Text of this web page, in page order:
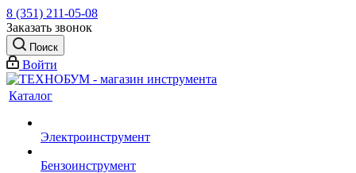
8 (351) 211-05-08
Заказать звонок
Поиск
Войти
Каталог
Электроинструмент
Бензоинструмент